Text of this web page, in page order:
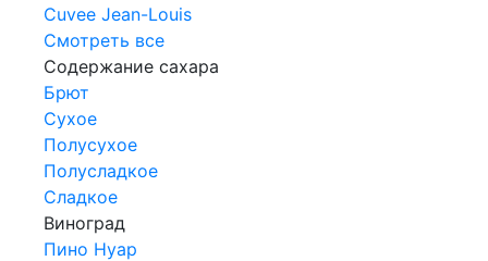
Cuvee Jean-Louis
Смотреть все
Содержание сахара
Брют
Сухое
Полусухое
Полусладкое
Сладкое
Виноград
Пино Нуар